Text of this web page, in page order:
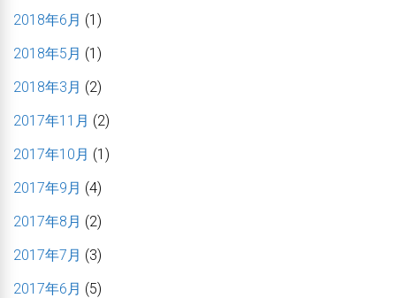
2018年6月 (1)
2018年5月 (1)
2018年3月 (2)
2017年11月 (2)
2017年10月 (1)
2017年9月 (4)
2017年8月 (2)
2017年7月 (3)
2017年6月 (5)